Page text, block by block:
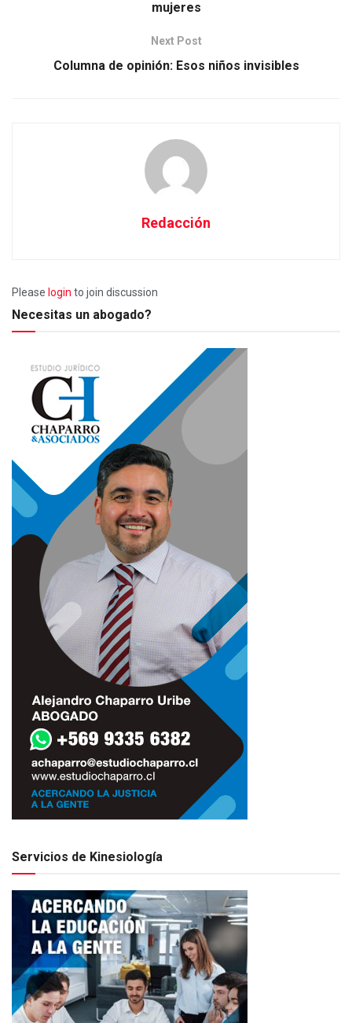
mujeres
Next Post
Columna de opinión: Esos niños invisibles
Redacción
Please login to join discussion
Necesitas un abogado?
Servicios de Kinesiología